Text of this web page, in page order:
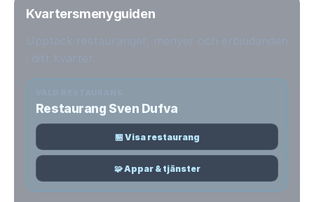
Kvartersmenyguiden
Restaurang Sven Dufva
🏪 Visa restaurang
🧩 Appar & tjänster